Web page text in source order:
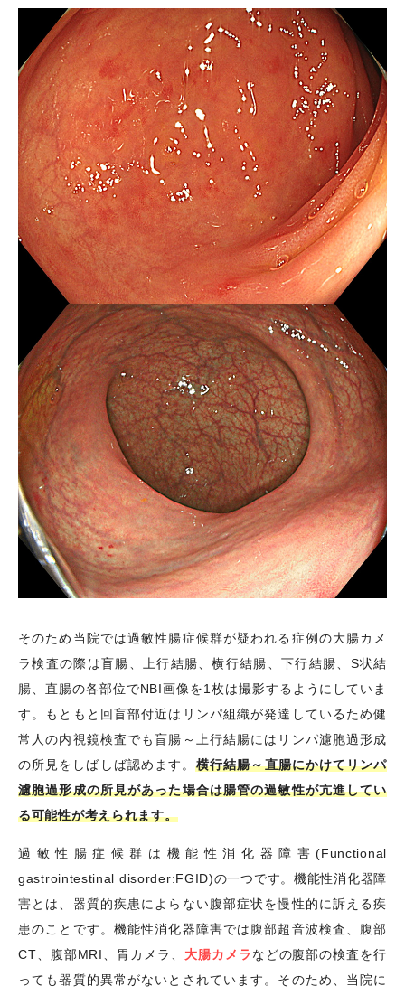
そのため当院では過敏性腸症候群が疑われる症例の大腸カメ
ラ検査の際は盲腸、上行結腸、横行結腸、下行結腸、S状結
腸、直腸の各部位でNBI画像を1枚は撮影するようにしていま
す。もともと回盲部付近はリンパ組織が発達しているため健
常人の内視鏡検査でも盲腸～上行結腸にはリンパ濾胞過形成
の所見をしばしば認めます。横行結腸～直腸にかけてリンパ
濾胞過形成の所見があった場合は腸管の過敏性が亢進してい
る可能性が考えられます。
過敏性腸症候群は機能性消化器障害(Functional
gastrointestinal disorder:FGID)の一つです。機能性消化器障
害とは、器質的疾患によらない腹部症状を慢性的に訴える疾
患のことです。機能性消化器障害では腹部超音波検査、腹部
CT、腹部MRI、胃カメラ、 大腸カメラ などの腹部の検査を行
っても器質的異常がないとされています。そのため、当院に